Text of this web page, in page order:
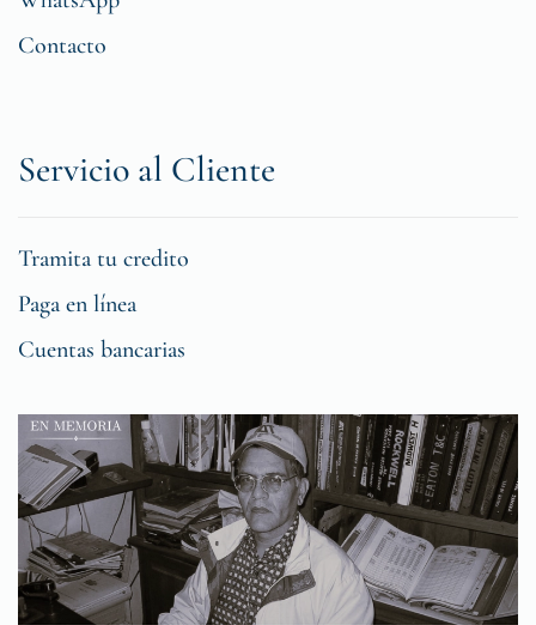
Contacto
Servicio al Cliente
Tramita tu credito
Paga en línea
Cuentas bancarias